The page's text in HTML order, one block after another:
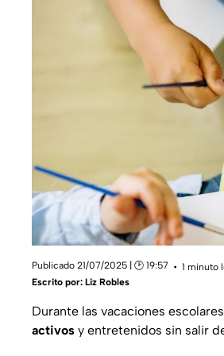
Publicado 21/07/2025 | 🕑 19:57
1 minuto
Escrito por: Liz Robles
Durante las vacaciones
activos y entretenidos sin salir